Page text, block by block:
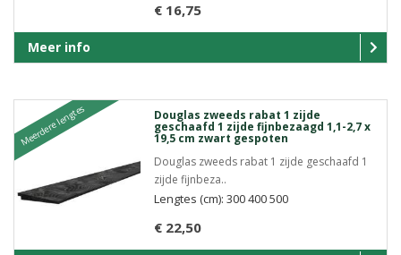
€ 16,75
Meer info
Meerdere lengtes Douglas zweeds rabat 1 zijde
geschaafd 1 zijde fijnbezaagd 1,1-2,7 x
19,5 cm zwart gespoten
Douglas zweeds rabat 1 zijde geschaafd 1
zijde fijnbeza..
€ 22,50
Lengtes (cm): 300 400 500